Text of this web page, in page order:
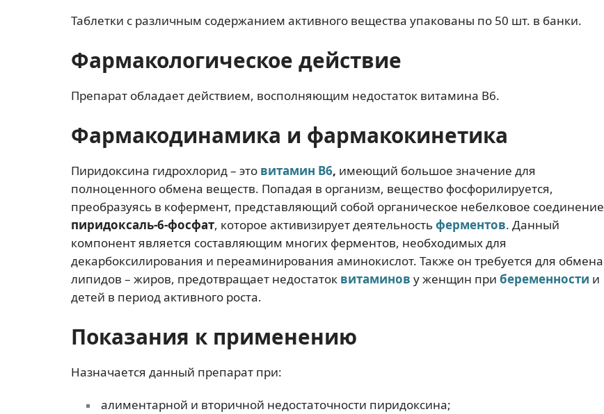
Таблетки с различным содержанием активного вещества упакованы по 50 шт. в банки.
Фармакологическое действие
Препарат обладает действием, восполняющим недостаток витамина B6.
Фармакодинамика и фармакокинетика
Пиридоксина гидрохлорид – это витамин В6, имеющий большое значение для
полноценного обмена веществ. Попадая в организм, вещество фосфорилируется,
преобразуясь в кофермент, представляющий собой органическое небелковое соединение
пиридоксаль-6-фосфат, которое активизирует деятельностьферментов. Данный
компонент является составляющим многих ферментов, необходимых для
декарбоксилирования и переаминирования аминокислот. Также он требуется для обмена
липидов – жиров, предотвращает недостаток витаминов у женщин при беременности и
детей в период активного роста.
Показания к применению
Назначается данный препарат при:
алиментарной и вторичной недостаточности пиридоксина;